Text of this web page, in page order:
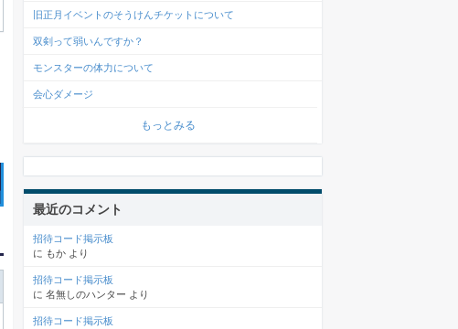
旧正月イベントのそうけんチケットについて
双剣って弱いんですか？
モンスターの体力について
会心ダメージ
もっとみる
最近のコメント
招待コード掲示板
に もか より
招待コード掲示板
に 名無しのハンター より
招待コード掲示板